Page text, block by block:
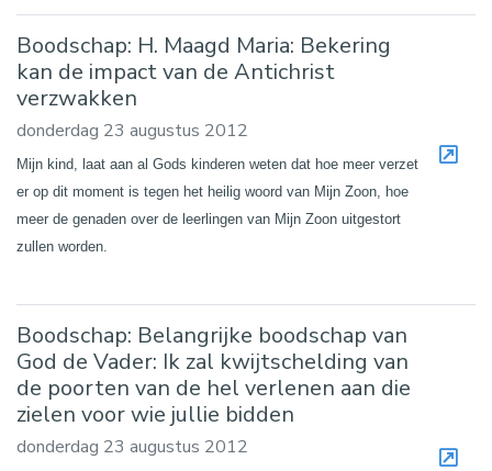
Boodschap: H. Maagd Maria: Bekering
kan de impact van de Antichrist
verzwakken
donderdag 23 augustus 2012
Mijn kind, laat aan al Gods kinderen weten dat hoe meer verzet
er op dit moment is tegen het heilig woord van Mijn Zoon, hoe
meer de genaden over de leerlingen van Mijn Zoon uitgestort
zullen worden.
Boodschap: Belangrijke boodschap van
God de Vader: Ik zal kwijtschelding van
de poorten van de hel verlenen aan die
zielen voor wie jullie bidden
donderdag 23 augustus 2012